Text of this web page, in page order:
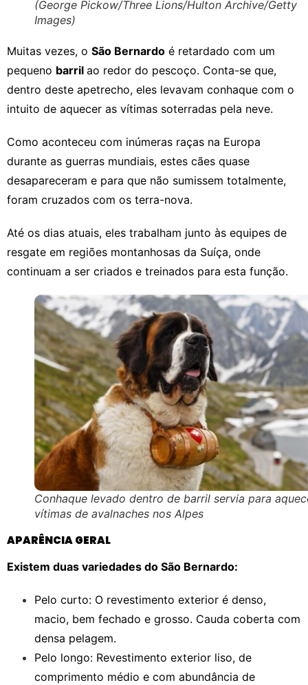
(George Pickow/Three Lions/Hulton Archive/Getty
Images)
Muitas vezes, o São Bernardo é retardado com um
pequeno barril ao redor do pescoço. Conta-se que,
dentro deste apetrecho, eles levavam conhaque com o
intuito de aquecer as vítimas soterradas pela neve.
Como aconteceu com inúmeras raças na Europa
durante as guerras mundiais, estes cães quase
desapareceram e para que não sumissem totalmente,
foram cruzados com os terra-nova.
Até os dias atuais, eles trabalham junto às equipes de
resgate em regiões montanhosas da Suíça, onde
continuam a ser criados e treinados para esta função.
Conhaque levado dentro de barril servia para
vítimas de avalnaches nos Alpes
APARÊNCIA GERAL
Existem duas variedades do São Bernardo:
Pelo curto: O revestimento exterior é denso,
macio, bem fechado e grosso. Cauda coberta com
densa pelagem.
Pelo longo: Revestimento exterior liso, de
comprimento médio e com abundância de